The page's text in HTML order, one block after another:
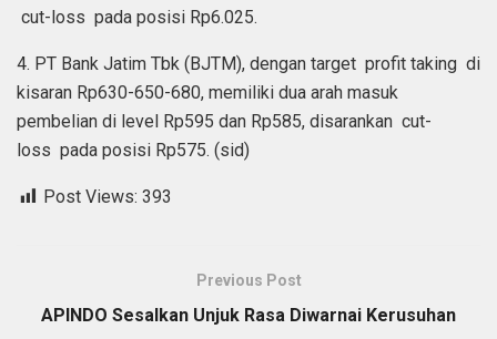
cut-loss pada posisi Rp6.025.
4. PT Bank Jatim Tbk (BJTM), dengan target profit taking di
kisaran Rp630-650-680, memiliki dua arah masuk
pembelian di level Rp595 dan Rp585, disarankan cut-
loss pada posisi Rp575. (sid)
Post Views: 393
Previous Post
APINDO Sesalkan Unjuk Rasa Diwarnai Kerusuhan